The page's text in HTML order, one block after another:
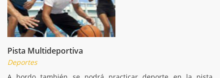
Pista Multideportiva
Deportes